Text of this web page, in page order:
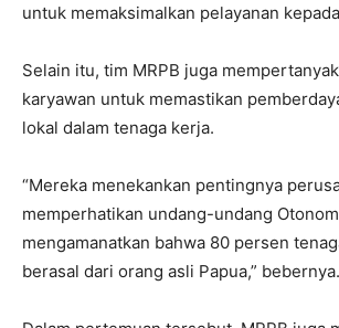
untuk memaksimalkan pelayanan
Selain itu, tim MRPB juga
karyawan untuk memastikan
lokal dalam tenaga kerja.
“Mereka menekankan pentingnya
memperhatikan undang-undang
mengamanatkan bahwa 80 persen
berasal dari orang asli Papua,” bebernya.